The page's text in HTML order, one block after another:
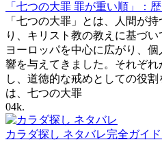
「七つの大罪 罪が重い順」：
「七つの大罪」とは、人間が
り、キリスト教の教えに基づ
ヨーロッパを中心に広がり、
響を与えてきました。それぞ
し、道徳的な戒めとしての役
は、七つの大罪
04k.
カラダ探し ネタバレ完全ガイ